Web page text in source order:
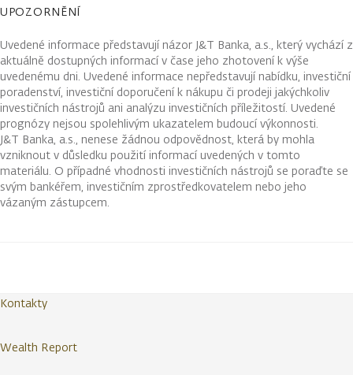
UPOZORNĚNÍ
Uvedené informace představují názor J&T Banka, a.s., který vychází z
aktuálně dostupných informací v čase jeho zhotovení k výše
uvedenému dni. Uvedené informace nepředstavují nabídku, investiční
poradenství, investiční doporučení k nákupu či prodeji jakýchkoliv
investičních nástrojů ani analýzu investičních příležitostí. Uvedené
prognózy nejsou spolehlivým ukazatelem budoucí výkonnosti.
J&T Banka, a.s., nenese žádnou odpovědnost, která by mohla
vzniknout v důsledku použití informací uvedených v tomto
materiálu. O případné vhodnosti investičních nástrojů se poraďte se
svým bankéřem, investičním zprostředkovatelem nebo jeho
vázaným zástupcem.
Kontakty
Wealth Report